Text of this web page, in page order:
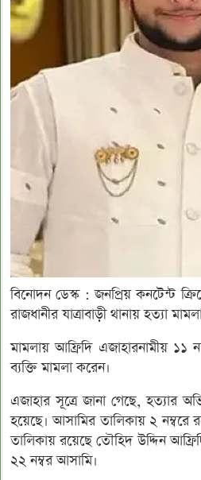
বিনোদন ডেস্ক : জনপ্রিয় কনটেন্ট
রাজধানীর যাত্রাবাড়ী থানায় হত্যা
মামলায় আফ্রিদি এজাহারনামীয়
ব্যক্তি মামলা করেন।
এজাহার সূত্রে জানা গেছে, হত্যার
হয়েছে। আসামির তালিকায় ২
তালিকায় রয়েছে তৌহিদ উদ্দিন
২২ নম্বর আসামি।